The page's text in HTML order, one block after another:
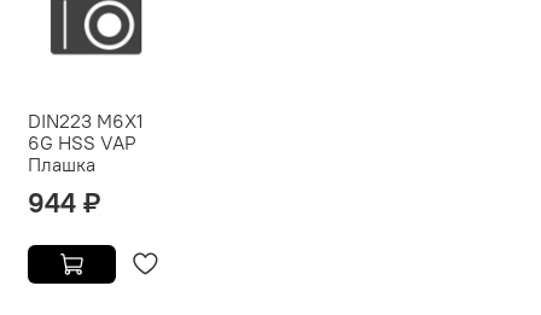
DIN223 M6X1
6G HSS VAP
Плашка
944 ₽